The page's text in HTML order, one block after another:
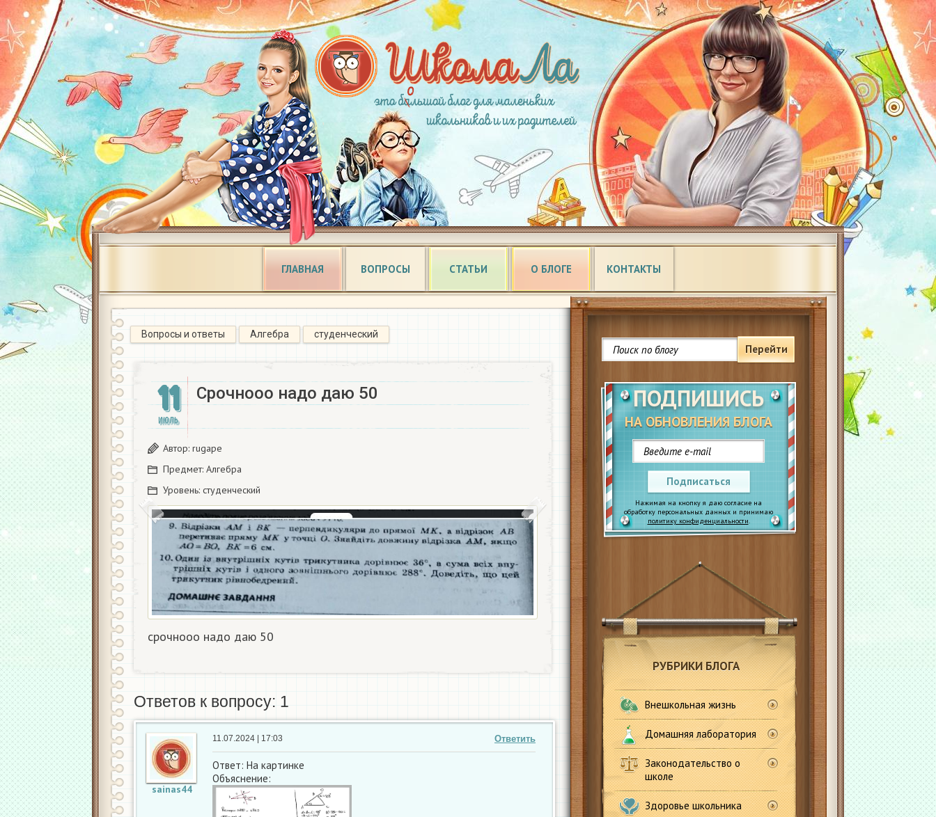
ГЛАВНАЯ ВОПРОСЫ СТАТЬИ О БЛОГЕ КОНТАКТЫ
Перейти
ПОДПИШИСЬ
НА ОБНОВЛЕНИЯ БЛОГА
Подписаться
Нажимая на кнопку я даю согласие на
обработку персональных данных и принимаю
политику конфиденциальности.
РУБРИКИ БЛОГА
Внешкольная жизнь
Домашняя лаборатория
Законодательство о
школе
Здоровье школьника
Вопросы и ответы Алгебра студенческий
11
ИЮЛЬ
Срочнооо надо даю 50​
Автор: rugape
Предмет: Алгебра
Уровень: студенческий
срочнооо надо даю 50​
Ответов к вопросу: 1
sainas44
Ответить
11.07.2024 | 17:03
Ответ: На картинке
Объяснение: